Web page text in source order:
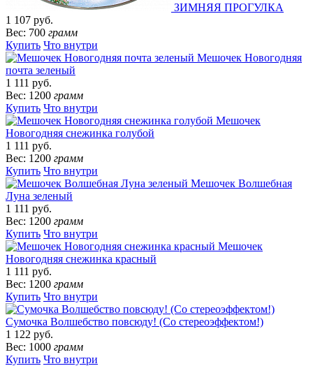
ЗИМНЯЯ ПРОГУЛКА
1 107 руб.
Вес: 700 грамм
Купить Что внутри
Мешочек Новогодняя
почта зеленый
1 111 руб.
Вес: 1200 грамм
Купить Что внутри
Мешочек
Новогодняя снежинка голубой
1 111 руб.
Вес: 1200 грамм
Купить Что внутри
Мешочек Волшебная
Луна зеленый
1 111 руб.
Вес: 1200 грамм
Купить Что внутри
Мешочек
Новогодняя снежинка красный
1 111 руб.
Вес: 1200 грамм
Купить Что внутри
Сумочка Волшебство повсюду! (Со стереоэффектом!)
1 122 руб.
Вес: 1000 грамм
Купить Что внутри